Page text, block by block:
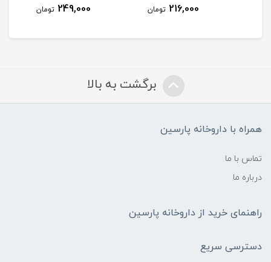
216,000 تومان 249,000 تومان
برگشت به بالا
همراه با داروخانه پارسین
تماس با ما
درباره ما
راهنمای خرید از داروخانه پارسین
دسترسی سریع